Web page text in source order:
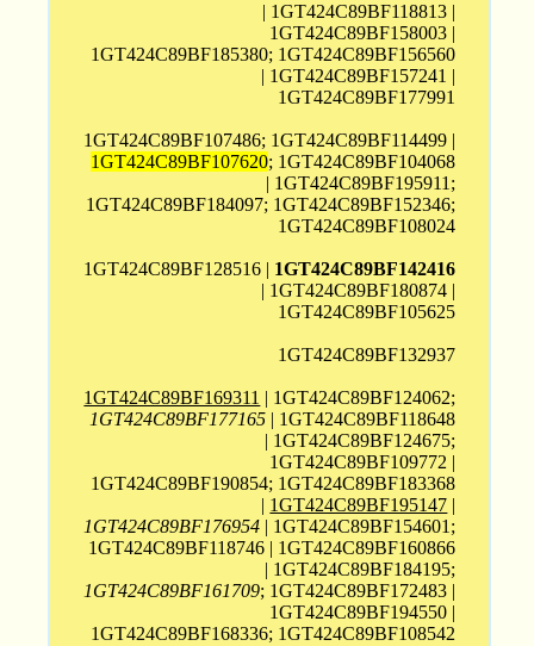
| 1GT424C89BF118813 |
1GT424C89BF158003 |
1GT424C89BF185380; 1GT424C89BF156560
| 1GT424C89BF157241 |
1GT424C89BF177991
1GT424C89BF107486; 1GT424C89BF114499 |
1GT424C89BF107620; 1GT424C89BF104068
| 1GT424C89BF195911;
1GT424C89BF184097; 1GT424C89BF152346;
1GT424C89BF108024
1GT424C89BF128516 | 1GT424C89BF142416
| 1GT424C89BF180874 |
1GT424C89BF105625
1GT424C89BF132937
1GT424C89BF169311 | 1GT424C89BF124062;
1GT424C89BF177165 | 1GT424C89BF118648
| 1GT424C89BF124675;
1GT424C89BF109772 |
1GT424C89BF190854; 1GT424C89BF183368
| 1GT424C89BF195147 |
1GT424C89BF176954 | 1GT424C89BF154601;
1GT424C89BF118746 | 1GT424C89BF160866
| 1GT424C89BF184195;
1GT424C89BF161709; 1GT424C89BF172483 |
1GT424C89BF194550 |
1GT424C89BF168336; 1GT424C89BF108542